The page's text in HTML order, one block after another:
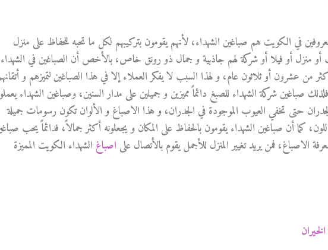
في الكويت هم صباغين الشهداء، لأنهم يقومون بتركيبهم لكل ما تحبه للحفاظ على منزل
منزل أو فيلا أو شركة لهم جاذبية و جمال ذو رونق خاص، بالأخص أن الصباغين في الشهداء
من عشرون أو ثلاثون عام، و لهذا السبب لا يفكر العملاء إلا في هذا الصباغين لتميزهم و
صباغين شركة الشهداء للصبغ دائماً مميزين و جميلين على مدار السنين، وصباغين الشهداء
حتى تخفي العيوب الموجودة في الجدران، و هذا الاصباغ و الألوان تكون رسومات جميلة
كما أن صباغين الشهداء يقومون بالحفاظ على المكان و يجعلونه أكثر جمالاً، فدائماً يحب
الاصباغ، فمن يريد تغيير المنزل للأجمل يقوم بالأتصال على اصباغ الشهداء الكويت المميزة